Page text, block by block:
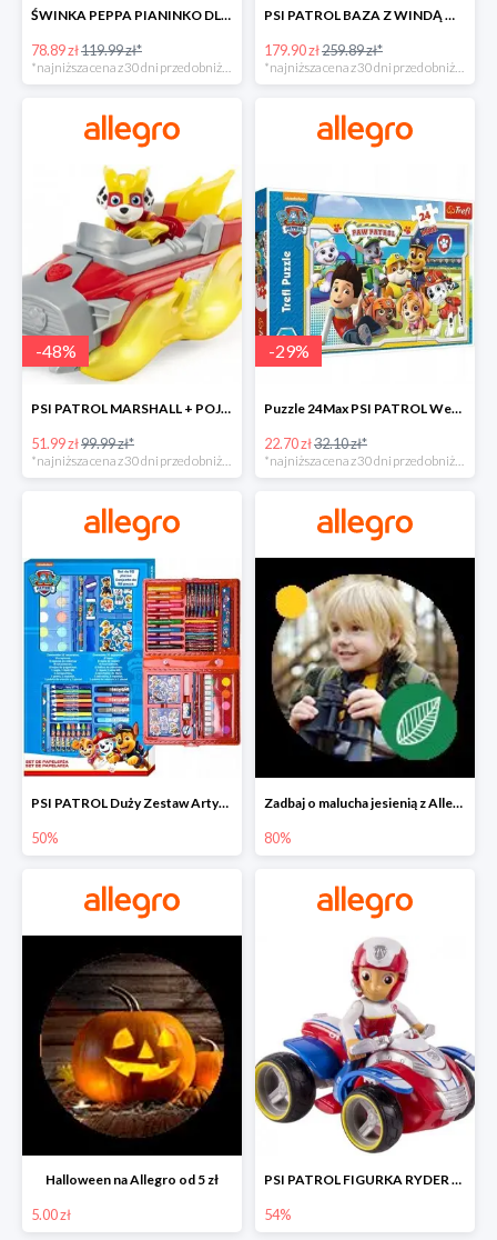
ŚWINKA PEPPA PIANINKO DLA DZIECI -34%
78.89 zł119.99 zł*
PSI PATROL BAZA Z WINDĄ WIEŻA + POJAZD AUTO REX -30%
179.90 zł259.89 zł*
-48%
PSI PATROL MARSHALL + POJAZD WÓZ STRAŻACKI DŹWIĘK -48%
51.99 zł99.99 zł*
*najniższa cena z 30 dni przed obniżką
-29%
Puzzle 24Max PSI PATROL Wesoła drużyna TREFL -29%
22.70 zł32.10 zł*
*najniższa cena z 30 dni przed obniżką
PSI PATROL Duży Zestaw Artystyczny 52 elementy na piąty komplet -50%
50%
Zadbaj o malucha jesienią z Allegro do -80%
80%
Halloween na Allegro od 5 zł
5.00 zł
PSI PATROL FIGURKA RYDER + QUAD POJAZD RATUNKOWY -54%
54%